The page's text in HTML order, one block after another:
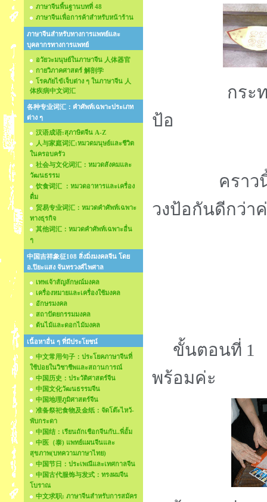
ภาษาจีนพื้นฐานบทที่ 48
ภาษาจีนเพื่อการค้าสำหรับหน้าร้าน
ภาษาจีนสำหรับทางการแพทย์และ
บุคลากรทางการแพทย์
อวัยวะมนุษย์ในภาษาจีน 人体器官
กายวิภาคศาสตร์ 解剖学
โรคภัยไข้เจ็บต่าง ๆ ในภาษาจีน 人
体疾病中文词汇
各种专业词汇：คำศัพท์เฉพาะประเภท
ต่าง ๆ
汉语成语:สุภาษิตจีน A-Z
人与家庭词汇:หมวดมนุษย์และชีวิต
ในครอบครัว
社会与文化词汇：หมวดสังคมและ
วัฒนธรรม
饮食词汇 ：หมวดอาหารและเครื่อง
ดื่ม
贸易专业词汇：หมวดคำศัพท์เฉพาะ
ทางธุรกิจ
其他词汇：หมวดคำศัพท์เฉพาะอื่น
ๆ
中国吉祥象征108 สิ่งมิ่งมงคลจีน โดย
อ.ปิยะแสง จันทรวงศ์ไพศาล
เทพเจ้าสัญลักษณ์มงคล
เครื่องหมายและเครื่องใช้มงคล
อักษรมงคล
สถาปัตยกรรมมงคล
ต้นไม้และดอกไม้มงคล
เนื้อหาอื่น ๆ ที่มีประโยชน์
中文常用句子：ประโยคภาษาจีนที่
ใช้บ่อยในวิชาชีพและสถานการณ์
中国历史：ประวัติศาสตร์จีน
中国文化วัฒนธรรมจีน
中国地理ภูมิศาสตร์จีน
准备祭祀食物及金纸：จัดโต๊ะไหว้-
พับกระดา
中国结：เรียนถักเชือกจีนกับ..พี่อั้ม
中医（泰) แพทย์แผนจีนและ
สุขภาพ(บทความภาษาไทย)
中国节日：ประเพณีและเทศกาลจีน
中国古代服饰与发式：ทรงผมจีน
โบราณ
中文求职: ภาษาจีนสำหรับการสมัคร
กร
ป้อ
คราวนี้เรา
วงป้อกันดีกว่า
ขั้นตอนที่ 1
พร้อมค่ะ